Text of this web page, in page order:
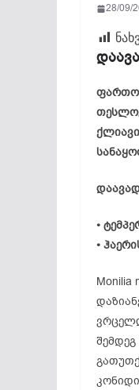
28/09/
•
•